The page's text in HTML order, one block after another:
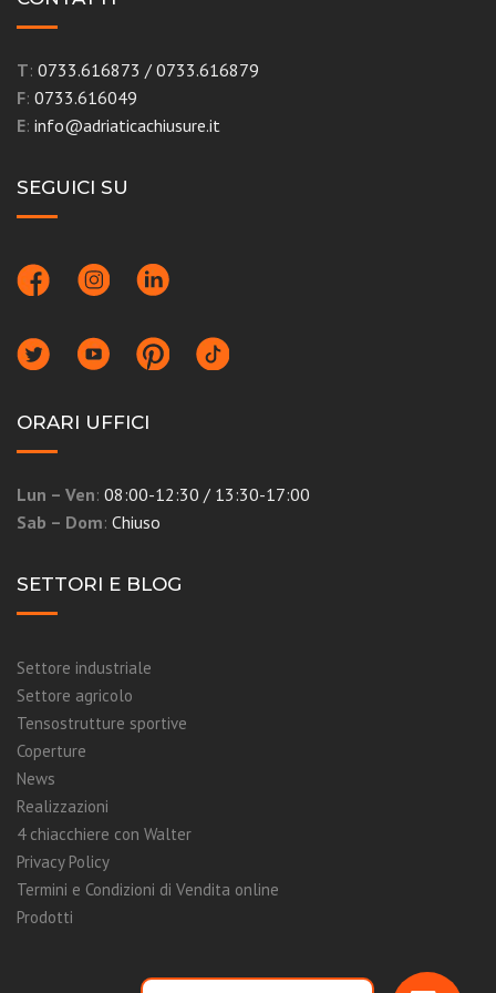
T: 0733.616873 / 0733.616879
F: 0733.616049
E: info@adriaticachiusure.it
SEGUICI SU
ORARI UFFICI
Lun – Ven: 08:00-12:30 / 13:30-17:00
Sab – Dom: Chiuso
SETTORI E BLOG
Settore industriale
Settore agricolo
Tensostrutture sportive
Coperture
News
Realizzazioni
4 chiacchiere con Walter
Privacy Policy
Termini e Condizioni di Vendita online
Prodotti